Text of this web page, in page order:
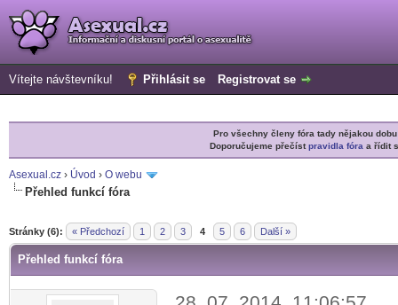
Vítejte návštevníku! Přihlásit se Registrovat se
Pro všechny členy fóra tady nějakou
Doporučujeme přečístpravidla fóra a řídit
Asexual.cz › Úvod › O webu
Přehled funkcí fóra
Stránky (6): « Předchozí 1 2 3 4 5 6 Další »
Přehled funkcí fóra